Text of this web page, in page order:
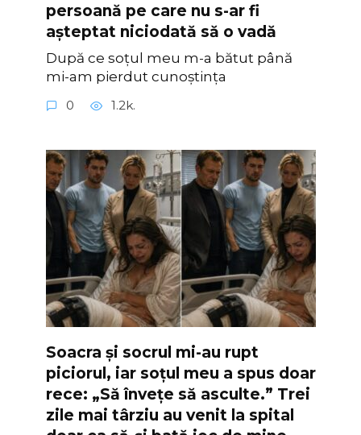
persoană pe care nu s-ar fi
așteptat niciodată să o vadă
După ce soțul meu m-a bătut până
mi-am pierdut cunoștința
0 1.2k.
Soacra și socrul mi-au rupt
piciorul, iar soțul meu a spus doar
rece: „Să învețe să asculte.” Trei
zile mai târziu au venit la spital